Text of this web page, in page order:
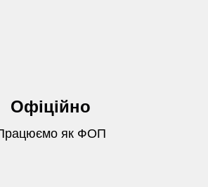
Офіційно
як ФОП